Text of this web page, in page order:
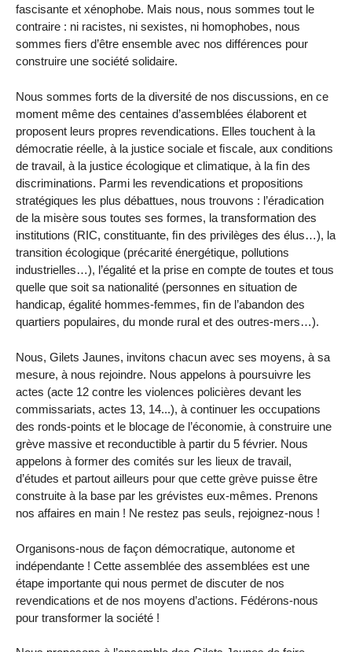
fascisante et xénophobe. Mais nous, nous sommes tout le
contraire : ni racistes, ni sexistes, ni homophobes, nous
sommes ﬁers d’être ensemble avec nos différences pour
construire une société solidaire.
Nous sommes forts de la diversité de nos discussions, en ce
moment même des centaines d’assemblées élaborent et
proposent leurs propres revendications. Elles touchent à la
démocratie réelle, à la justice sociale et ﬁscale, aux conditions
de travail, à la justice écologique et climatique, à la ﬁn des
discriminations. Parmi les revendications et propositions
stratégiques les plus débattues, nous trouvons : l’éradication
de la misère sous toutes ses formes, la transformation des
institutions (RIC, constituante, ﬁn des privilèges des élus…), la
transition écologique (précarité énergétique, pollutions
industrielles…), l’égalité et la prise en compte de toutes et tous
quelle que soit sa nationalité (personnes en situation de
handicap, égalité hommes-femmes, ﬁn de l’abandon des
quartiers populaires, du monde rural et des outres-mers…).
Nous, Gilets Jaunes, invitons chacun avec ses moyens, à sa
mesure, à nous rejoindre. Nous appelons à poursuivre les
actes (acte 12 contre les violences policières devant les
commissariats, actes 13, 14...), à continuer les occupations
des ronds-points et le blocage de l’économie, à construire une
grève massive et reconductible à partir du 5 février. Nous
appelons à former des comités sur les lieux de travail,
d’études et partout ailleurs pour que cette grève puisse être
construite à la base par les grévistes eux-mêmes. Prenons
nos affaires en main ! Ne restez pas seuls, rejoignez-nous !
Organisons-nous de façon démocratique, autonome et
indépendante ! Cette assemblée des assemblées est une
étape importante qui nous permet de discuter de nos
revendications et de nos moyens d’actions. Fédérons-nous
pour transformer la société !